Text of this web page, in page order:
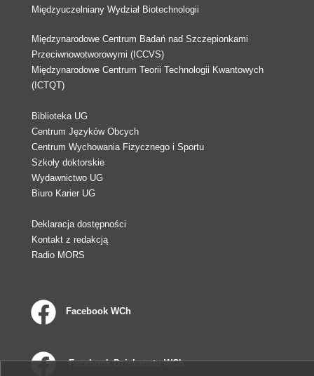
Międzyuczelniany Wydział Biotechnologii
Międzynarodowe Centrum Badań nad Szczepionkami
Przeciwnowotworowymi (ICCVS)
Międzynarodowe Centrum Teorii Technologii Kwantowych
(ICTQT)
Biblioteka UG
Centrum Języków Obcych
Centrum Wychowania Fizycznego i Sportu
Szkoły doktorskie
Wydawnictwo UG
Biuro Karier UG
Deklaracja dostępności
Kontakt z redakcją
Radio MORS
Facebook WCh
Facebook Dziekanatu WCh